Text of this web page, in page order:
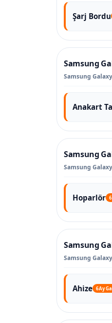
Şarj Bordu
Samsung
Samsung
Anakart
Samsung
Samsung
Hoparlör
Samsung
Samsung
Ahize 6 Ay